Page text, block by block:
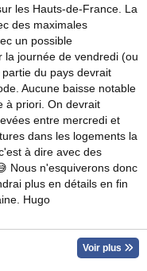
les Hauts-de-France. La
des maximales
un possible
la journée de vendredi (ou
du pays devrait
Aucune baisse notable
à priori. On devrait
entre mercredi et
dans les logements la
à dire avec des
Nous n'esquiverons donc
plus en détails en fin
Hugo
Voir plus